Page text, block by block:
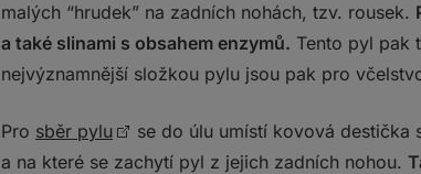
malých “hrudek” na zadních nohách, tzv. rousek.
a také slinami s obsahem enzymů. Tento pyl pak
nejvýznamnější složkou pylu jsou pak pro
Pro sběr pylu
se do úlu umístí kovová
a na které se zachytí pyl z jejich zadních nohou.